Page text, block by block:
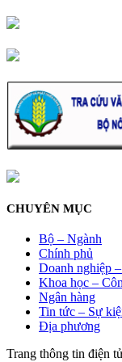
CHUYÊN MỤC
Bộ – Ngành
Chính phủ
Doanh nghiệp
Khoa học –
Ngân hàng
Tin tức – Sự
Địa phương
Trang thông tin điện